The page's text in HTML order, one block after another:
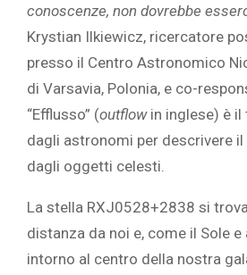
conoscenze, non dovrebbe
Krystian Ilkiewicz, ricercatore
presso il Centro Astronomico
di Varsavia, Polonia, e co-
“Efflusso” (outflow in inglese) è
dagli astronomi per descrivere
dagli oggetti celesti.
La stella RXJ0528+2838 si
distanza da noi e, come il Sole
intorno al centro della nostra